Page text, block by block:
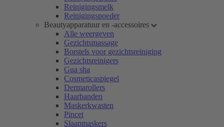
Reinigingsmelk
Reinigingspoeder
Beautyapparatuur en -accessoires
Alle weergeven
Gezichtsmassage
Borstels voor gezichtsreiniging
Gezichtsreinigers
Gua sha
Cosmeticaspiegel
Dermarollers
Haarbanden
Maskerkwasten
Pincet
Slaapmaskers